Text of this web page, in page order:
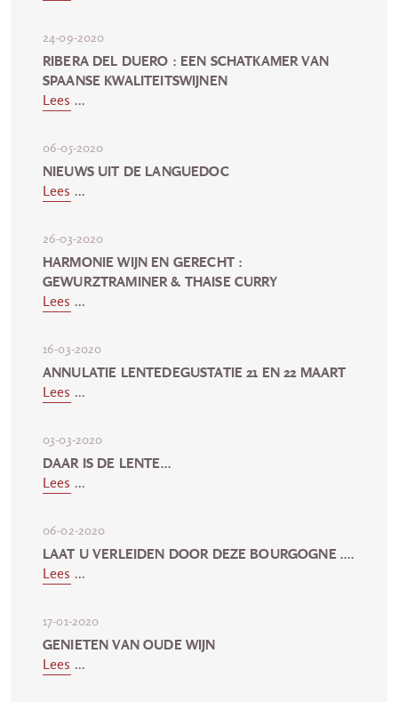
24-09-2020
RIBERA DEL DUERO : EEN SCHATKAMER VAN
SPAANSE KWALITEITSWIJNEN
Lees ...
06-05-2020
NIEUWS UIT DE LANGUEDOC
Lees ...
26-03-2020
HARMONIE WIJN EN GERECHT :
GEWURZTRAMINER & THAISE CURRY
Lees ...
16-03-2020
ANNULATIE LENTEDEGUSTATIE 21 EN 22 MAART
Lees ...
03-03-2020
DAAR IS DE LENTE...
Lees ...
06-02-2020
LAAT U VERLEIDEN DOOR DEZE BOURGOGNE ....
Lees ...
17-01-2020
GENIETEN VAN OUDE WIJN
Lees ...